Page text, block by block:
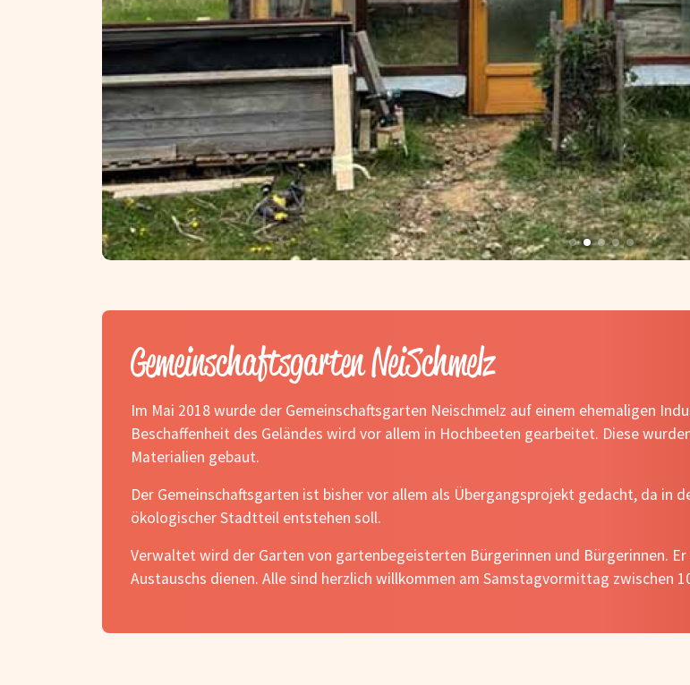
Gemeinschaftsgarten NeiSchmelz
Im Mai 2018 wurde der Gemeinschaftsgarten Neischmelz auf einem ehemaligen
Beschaffenheit des Geländes wird vor allem in Hochbeeten gearbeitet. Diese
Materialien gebaut.
Der Gemeinschaftsgarten ist bisher vor allem als Übergangsprojekt gedacht, da in
ökologischer Stadtteil entstehen soll.
Verwaltet wird der Garten von gartenbegeisterten Bürgerinnen und Bürgerinnen.
Austauschs dienen. Alle sind herzlich willkommen am Samstagvormittag zwischen